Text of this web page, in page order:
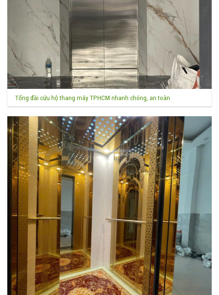
Tổng đài cứu hộ thang máy TPHCM nhanh chóng, an toàn